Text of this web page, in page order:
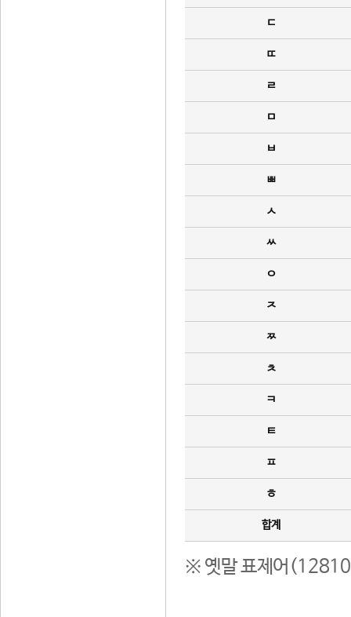
ㄷ
ㄸ
ㄹ
ㅁ
ㅂ
ㅃ
ㅅ
ㅆ
ㅇ
ㅈ
ㅉ
ㅊ
ㅋ
ㅌ
ㅍ
ㅎ
합계
※ 옛말 표제어(12810